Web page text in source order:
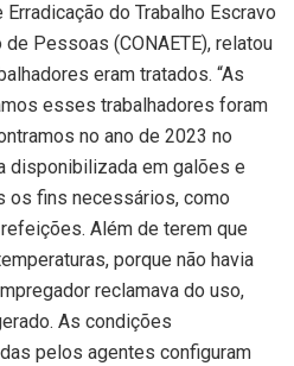
do Trabalho Escravo
Pessoas (CONAETE), relatou
eram tratados. “As
esses trabalhadores foram
no ano de 2023 no
disponibilizada em galões e
os fins necessários, como
Além de terem que
porque não havia
reclamava do uso,
As condições
pelos agentes configuram